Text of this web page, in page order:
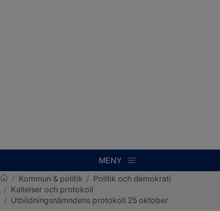
MENY
Sotenäs kommun
/ Kommun & politik / Politik och demokrati
/ Kallelser och protokoll
/ Utbildningsnämndens protokoll 25 oktober